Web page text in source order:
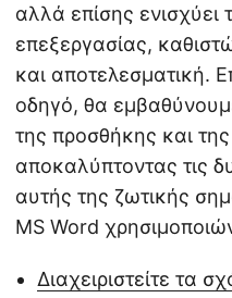
αλλά επίσης ενισχύει
επεξεργασίας,
και αποτελεσματική.
οδηγό, θα
της προσθήκης και
αποκαλύπτοντας τις
αυτής της ζωτικής
MS Word
Διαχειριστείτε τα